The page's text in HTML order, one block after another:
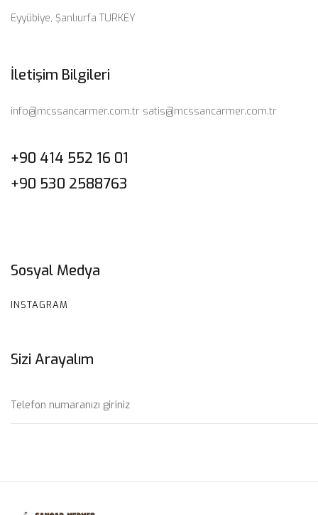
Eyyübiye, Şanlıurfa TURKEY
İletişim Bilgileri
info@mcssancarmer.com.tr satis@mcssancarmer.com.tr
+90 414 552 16 01
+90 530 2588763
Sosyal Medya
INSTAGRAM
Sizi Arayalım